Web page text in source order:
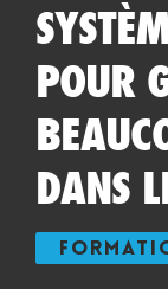
POUR
DANS